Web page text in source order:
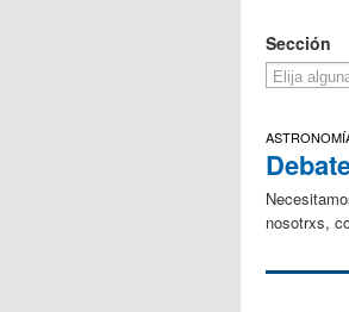
Sección
nosotrxs,